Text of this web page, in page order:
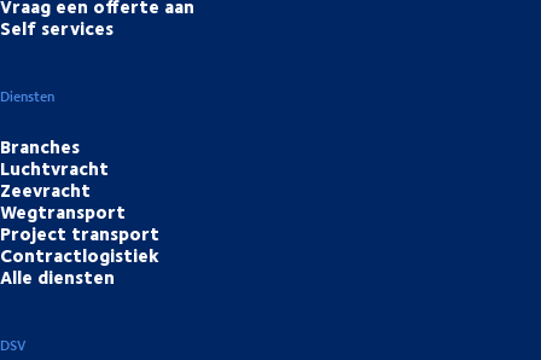
Vraag een offerte aan
Self services
Diensten
Branches
Luchtvracht
Zeevracht
Wegtransport
Project transport
Contractlogistiek
Alle diensten
DSV